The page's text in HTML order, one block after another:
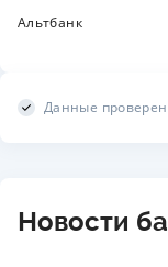
Альтбанк
Данные
Новости